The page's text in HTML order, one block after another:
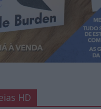
HD